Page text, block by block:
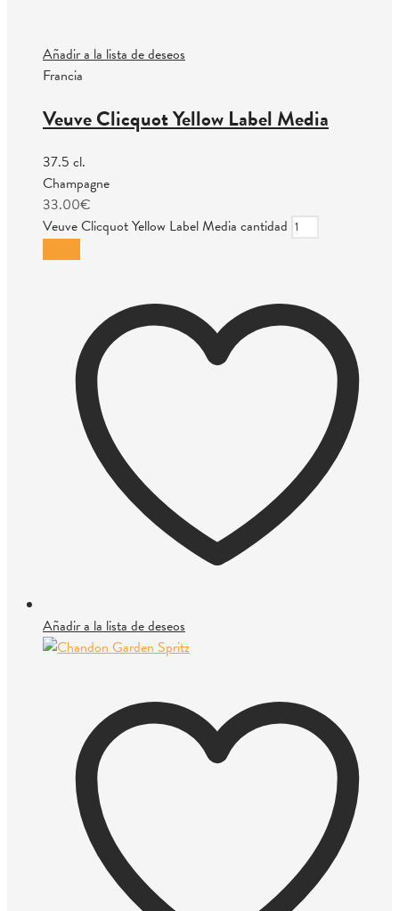
Añadir a la lista de deseos
Francia
Veuve Clicquot Yellow Label Media
37.5 cl.
Champagne
33.00€
Veuve Clicquot Yellow Label Media cantidad
Añadir a la lista de deseos